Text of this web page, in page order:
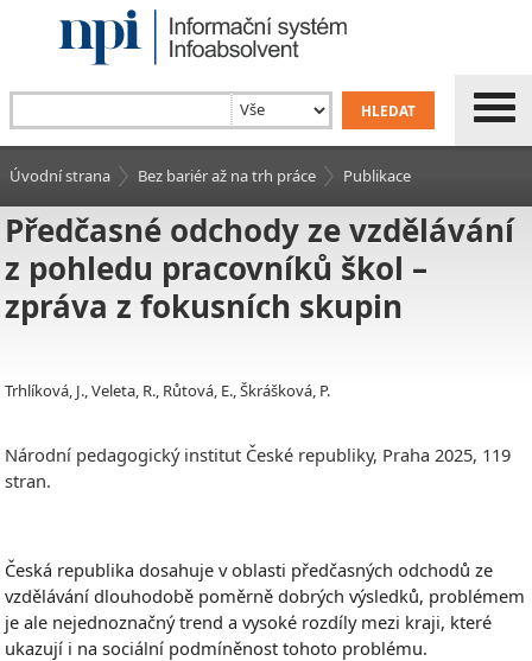
Úvodní strana Bez bariér až na trh práce Publikace
Předčasné odchody ze vzdělávání
z pohledu pracovníků škol –
zpráva z fokusních skupin
Trhlíková, J., Veleta, R., Růtová, E., Škrášková, P.
Národní pedagogický institut České republiky, Praha 2025, 119
stran.
Česká republika dosahuje v oblasti předčasných odchodů ze
vzdělávání dlouhodobě poměrně dobrých výsledků, problémem
je ale nejednoznačný trend a vysoké rozdíly mezi kraji, které
ukazují i na sociální podmíněnost tohoto problému.